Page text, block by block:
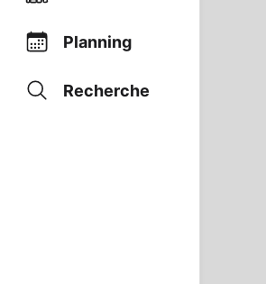
Planning
Recherche